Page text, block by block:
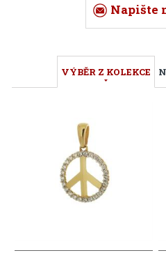
Napište
VÝBĚR Z KOLEKCE